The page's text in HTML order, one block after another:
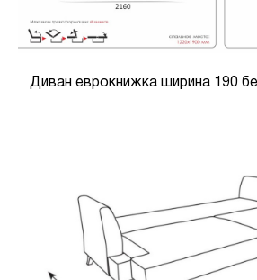
Диван еврокнижка ширина 190